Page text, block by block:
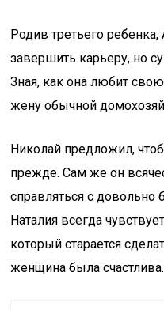
Родив третьего
завершить карьеру, но
Зная, как она любит
жену обычной
Николай предложил,
прежде. Сам же он
справляться с
Наталия всегда
который старается
женщина была счастлива.